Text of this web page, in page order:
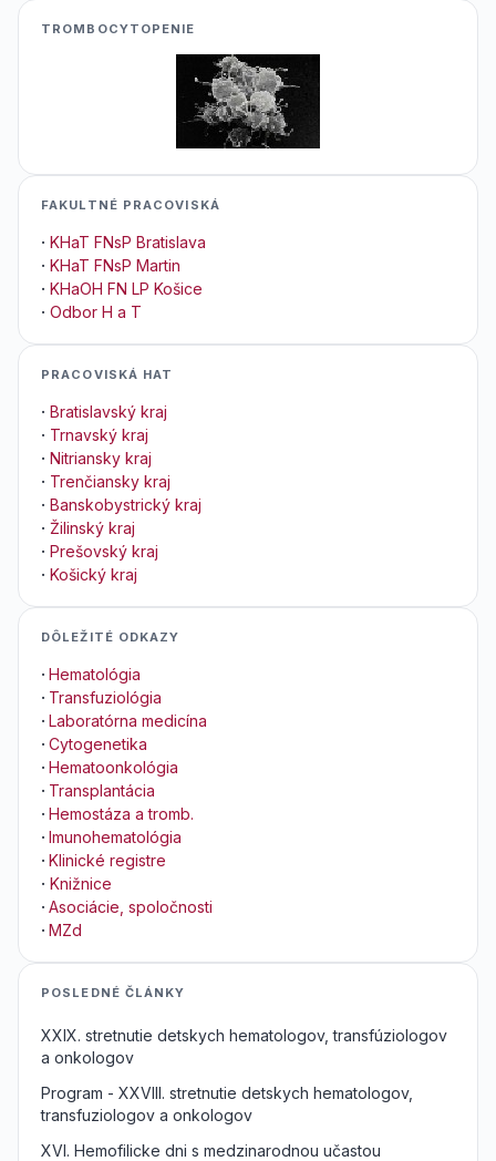
TROMBOCYTOPENIE
FAKULTNÉ PRACOVISKÁ
· KHaT FNsP Bratislava
· KHaT FNsP Martin
· KHaOH FN LP Košice
· Odbor H a T
PRACOVISKÁ HAT
· Bratislavský kraj
· Trnavský kraj
· Nitriansky kraj
· Trenčiansky kraj
· Banskobystrický kraj
· Žilinský kraj
· Prešovský kraj
· Košický kraj
DÔLEŽITÉ ODKAZY
· Hematológia
· Transfuziológia
· Laboratórna medicína
· Cytogenetika
· Hematoonkológia
· Transplantácia
· Hemostáza a tromb.
· Imunohematológia
· Klinické registre
· Knižnice
· Asociácie, spoločnosti
· MZd
POSLEDNÉ ČLÁNKY
XXIX. stretnutie detskych hematologov, transfúziologov
a onkologov
Program - XXVIII. stretnutie detskych hematologov,
transfuziologov a onkologov
XVI. Hemofilicke dni s medzinarodnou učastou